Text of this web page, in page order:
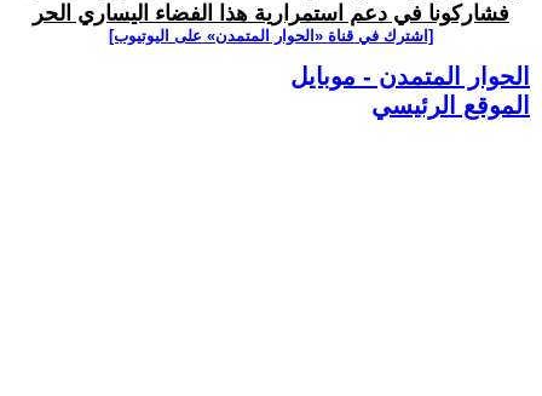
فشاركونا في دعم استمرارية هذا الفضاء اليساري الحر
[اشترك في قناة ‫«الحوار المتمدن» على اليوتيوب]
الحوار المتمدن - موبايل
الموقع الرئيسي